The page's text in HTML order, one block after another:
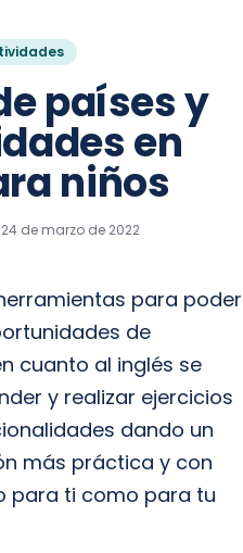
países y
en
niños
24 de marzo de 2022
para poder
de
cuanto al inglés se
y realizar ejercicios
dando un
más práctica y con
para ti como para tu